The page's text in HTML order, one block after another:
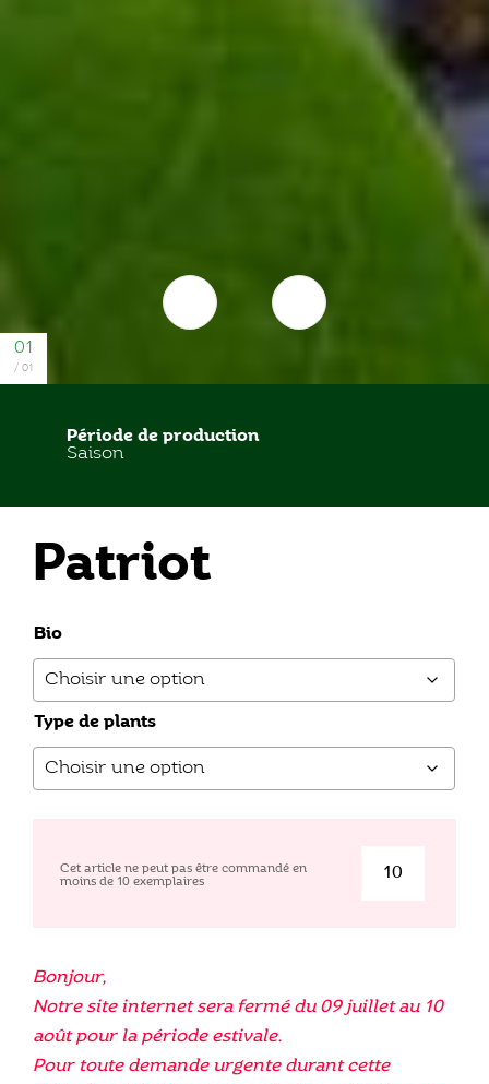
Période de production
Saison
Patriot
Bio
Type de plants
Cet article ne peut pas être commandé en
moins de 10 exemplaires
Bonjour,
Notre site internet sera fermé du 09 juillet au 10
août pour la période estivale.
Pour toute demande urgente durant cette